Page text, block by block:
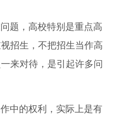
题，高校特别是重点高
招生，不把招生当作高
来对待，是引起许多问
中的权利，实际上是有